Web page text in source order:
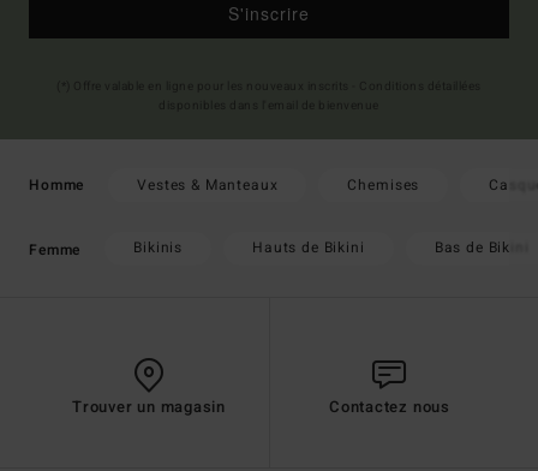
S'inscrire
Homme Vestes & Manteaux Chemises
Femme Bikinis Hauts de Bikini Bas de Bikini
Trouver un magasin Contactez nous